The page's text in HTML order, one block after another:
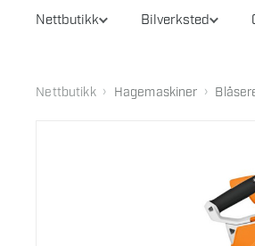
Nettbutikk Bilverksted
Nettbutikk › Hagemaskiner ›